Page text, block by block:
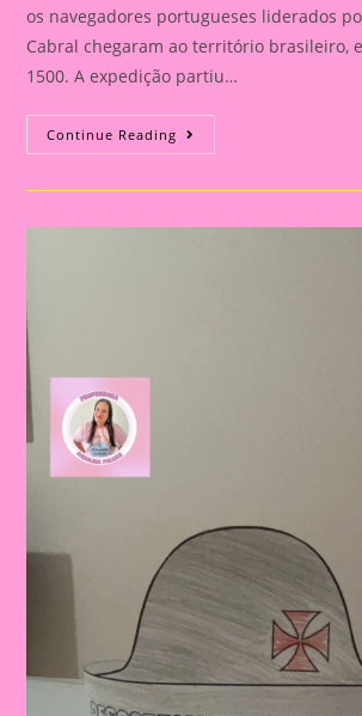
os navegadores portugueses liderados
Cabral chegaram ao território brasileiro,
1500. A expedição partiu…
Continue Reading Atividade
Descobrimento
Brasil